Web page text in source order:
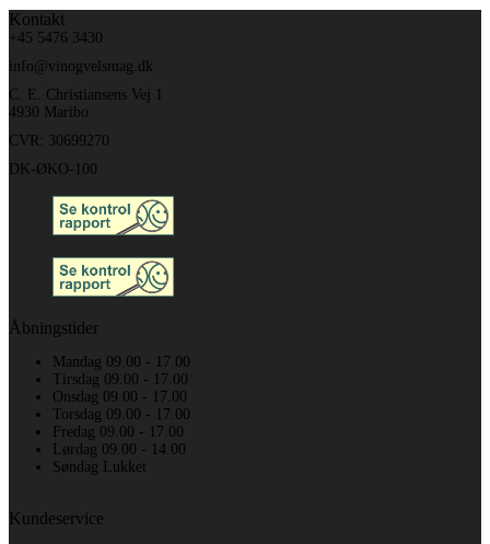
Kontakt
+45 5476 3430
info@vinogvelsmag.dk
C. E. Christiansens Vej 1
4930 Maribo
CVR: 30699270
DK-ØKO-100
Åbningstider
Mandag 09.00 - 17.00
Tirsdag 09.00 - 17.00
Onsdag 09.00 - 17.00
Torsdag 09.00 - 17.00
Fredag 09.00 - 17.00
Lørdag 09.00 - 14.00
Søndag Lukket
Kundeservice